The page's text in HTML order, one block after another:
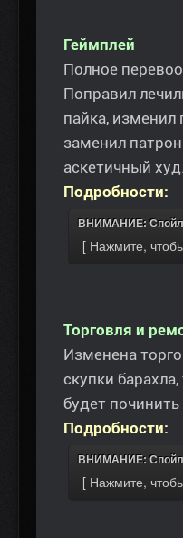
Геймплей
Полное
Поправил
пайка,
заменил
аскетичный худ.
Подробности:
ВНИМАНИЕ:
Торговля и
Изменена
скупки
будет
Подробности:
ВНИМАНИЕ: